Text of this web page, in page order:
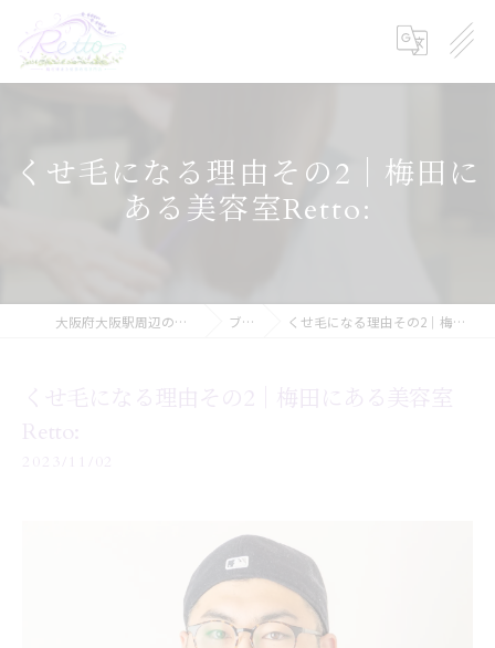
くせ毛になる理由その2｜梅田に
ある美容室Retto:
大阪府大阪駅周辺の美容院ならRetto: ブログ くせ毛になる理由その2｜梅田にある美容室Retto:
くせ毛になる理由その2｜梅田にある美容室
Retto:
2023/11/02